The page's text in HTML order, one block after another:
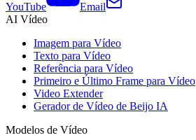
YouTube
Email
AI Vídeo
Imagem para Vídeo
Texto para Vídeo
Referência para Vídeo
Primeiro e Último Frame para Vídeo
Video Extender
Gerador de Vídeo de Beijo IA
Modelos de Vídeo